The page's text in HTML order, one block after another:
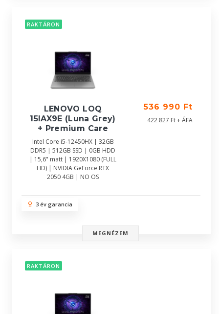
RAKTÁRON
LENOVO LOQ
15IAX9E (Luna Grey)
+ Premium Care
Intel Core i5-12450HX | 32GB
DDR5 | 512GB SSD | 0GB HDD
| 15,6" matt | 1920X1080 (FULL
HD) | NVIDIA GeForce RTX
2050 4GB | NO OS
536 990 Ft
422 827 Ft + ÁFA
3 év garancia
MEGNÉZEM
RAKTÁRON